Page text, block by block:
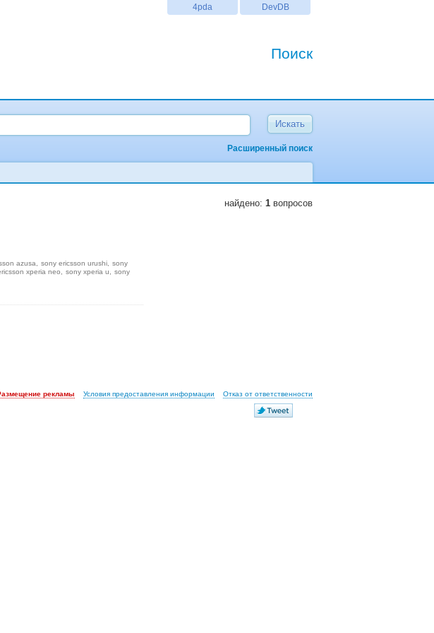
DevDB
4pda
Поиск
Расширенный поиск
найдено: 1 вопросов
azusa sony ericsson urushi
sony
xperia neo sony xperia u
sony
рекламы Условия предоставления информации Отказ от ответственности